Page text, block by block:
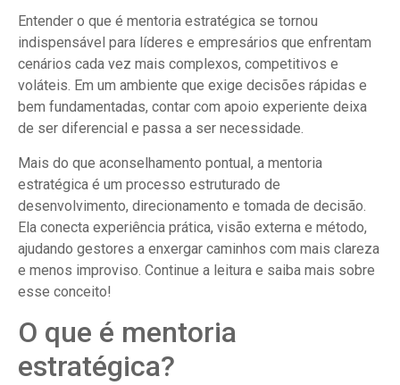
Entender o que é mentoria estratégica se tornou
indispensável para líderes e empresários que enfrentam
cenários cada vez mais complexos, competitivos e
voláteis. Em um ambiente que exige decisões rápidas e
bem fundamentadas, contar com apoio experiente deixa
de ser diferencial e passa a ser necessidade.
Mais do que aconselhamento pontual, a mentoria
estratégica é um processo estruturado de
desenvolvimento, direcionamento e tomada de decisão.
Ela conecta experiência prática, visão externa e método,
ajudando gestores a enxergar caminhos com mais clareza
e menos improviso. Continue a leitura e saiba mais sobre
esse conceito!
O que é mentoria
estratégica?